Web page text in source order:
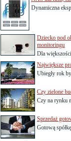
Dynamiczna
Dziecko pod
monitoringu
Dla
Największe
Ubiegły rok
Czy zielone
Czy na rynku
Sprzedaż
Gotową